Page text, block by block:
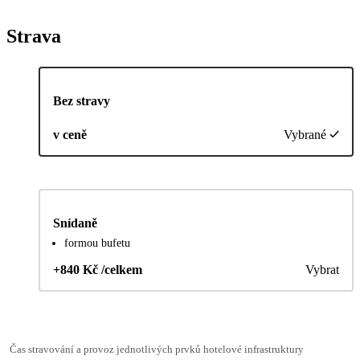
Strava
Bez stravy
v ceně Vybrané
Snídaně
formou bufetu
+840 Kč /celkem Vybrat
Čas stravování a provoz jednotlivých prvků hotelové infrastruktury